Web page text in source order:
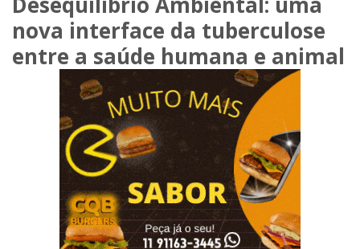
nova interface da tuberculose
entre a saúde humana e animal